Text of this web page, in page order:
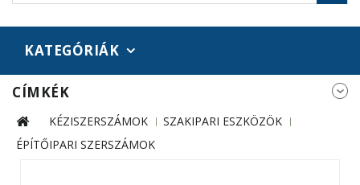
KATEGÓRIÁK
CÍMKÉK
KÉZISZERSZÁMOK
SZAKIPARI ESZKÖZÖK
ÉPÍTŐIPARI SZERSZÁMOK